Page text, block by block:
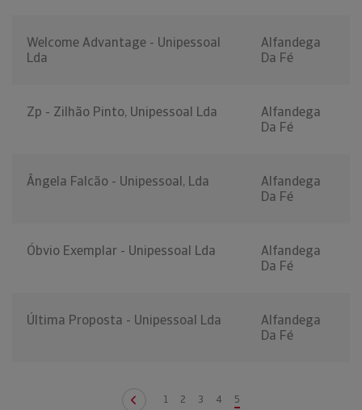
Welcome Advantage - Unipessoal
Lda
Alfandega
Da Fé
Zp - Zilhão Pinto, Unipessoal Lda
Alfandega
Da Fé
Ângela Falcão - Unipessoal, Lda
Alfandega
Da Fé
Óbvio Exemplar - Unipessoal Lda
Alfandega
Da Fé
Última Proposta - Unipessoal Lda
Alfandega
Da Fé
1 2 3 4 5